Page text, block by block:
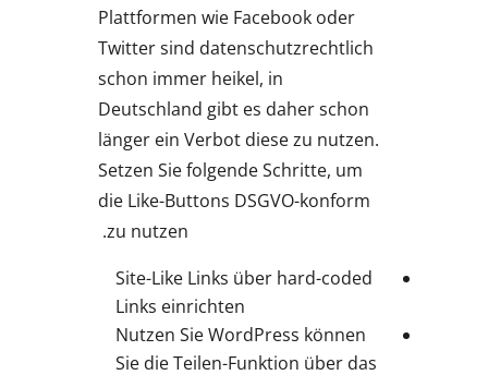
Plattformen wie Facebook oder
Twitter sind datenschutzrechtlich
schon immer heikel, in
Deutschland gibt es daher schon
länger ein Verbot diese zu nutzen.
Setzen Sie folgende Schritte, um
die Like-Buttons DSGVO-konform
zu nutzen.
Site-Like Links über hard-coded
Links einrichten
Nutzen Sie WordPress können
Sie die Teilen-Funktion über das